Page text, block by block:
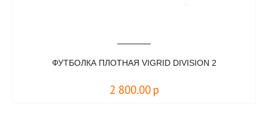
ФУТБОЛКА ПЛОТНАЯ VIGRID DIVISION 2
2 800.00 р